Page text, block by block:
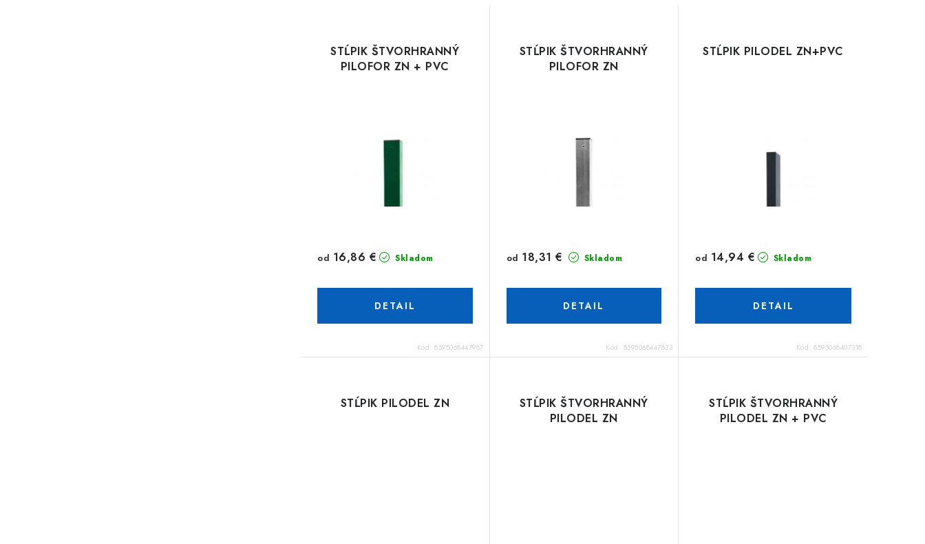
STĹPIK ŠTVORHRANNÝ
PILOFOR ZN + PVC
Skladom
od 16,86 €
DETAIL
Kód:8595068447987
STĹPIK ŠTVORHRANNÝ
PILOFOR ZN
Skladom
od 18,31 €
DETAIL
Kód: 8595068447833
STĹPIK PILODEL ZN+PVC
Skladom
od 14,94 €
DETAIL
Kód:8595068407318
STĹPIK PILODEL ZN
STĹPIK ŠTVORHRANNÝ
PILODEL ZN
STĹPIK ŠTVORHRANNÝ
PILODEL ZN + PVC